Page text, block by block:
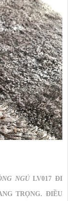
NGỦLV017 ĐI
TRỌNG. ĐIỀU